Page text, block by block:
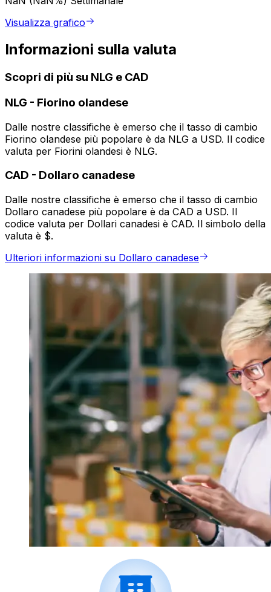
Visualizza grafico
Informazioni sulla valuta
Scopri di più su NLG e CAD
NLG - Fiorino olandese
Dalle nostre classifiche è emerso che il tasso di cambio
Fiorino olandese più popolare è da NLG a USD. Il codice
valuta per Fiorini olandesi è NLG.
CAD - Dollaro canadese
Dalle nostre classifiche è emerso che il tasso di cambio
Dollaro canadese più popolare è da CAD a USD. Il
codice valuta per Dollari canadesi è CAD. Il simbolo della
valuta è $.
Ulteriori informazioni su Dollaro canadese